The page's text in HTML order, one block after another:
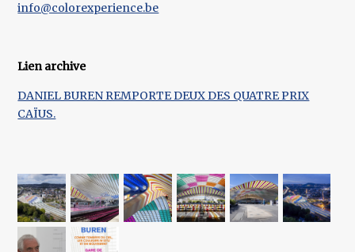
info@colorexperience.be
Lien archive
DANIEL BUREN REMPORTE DEUX DES QUATRE PRIX
CAÏUS.